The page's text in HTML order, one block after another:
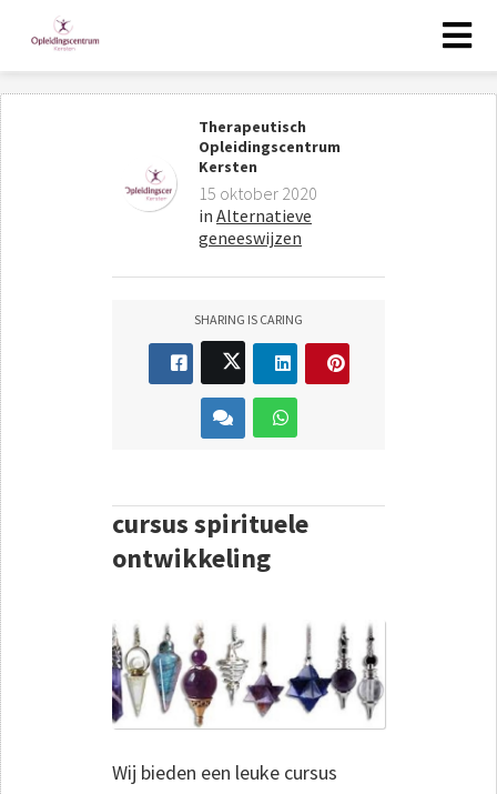
Therapeutisch
Opleidingscentrum
Kersten
15 oktober 2020
in Alternatieve
geneeswijzen
SHARING IS CARING
cursus spirituele
ontwikkeling
Wij bieden een leuke cursus